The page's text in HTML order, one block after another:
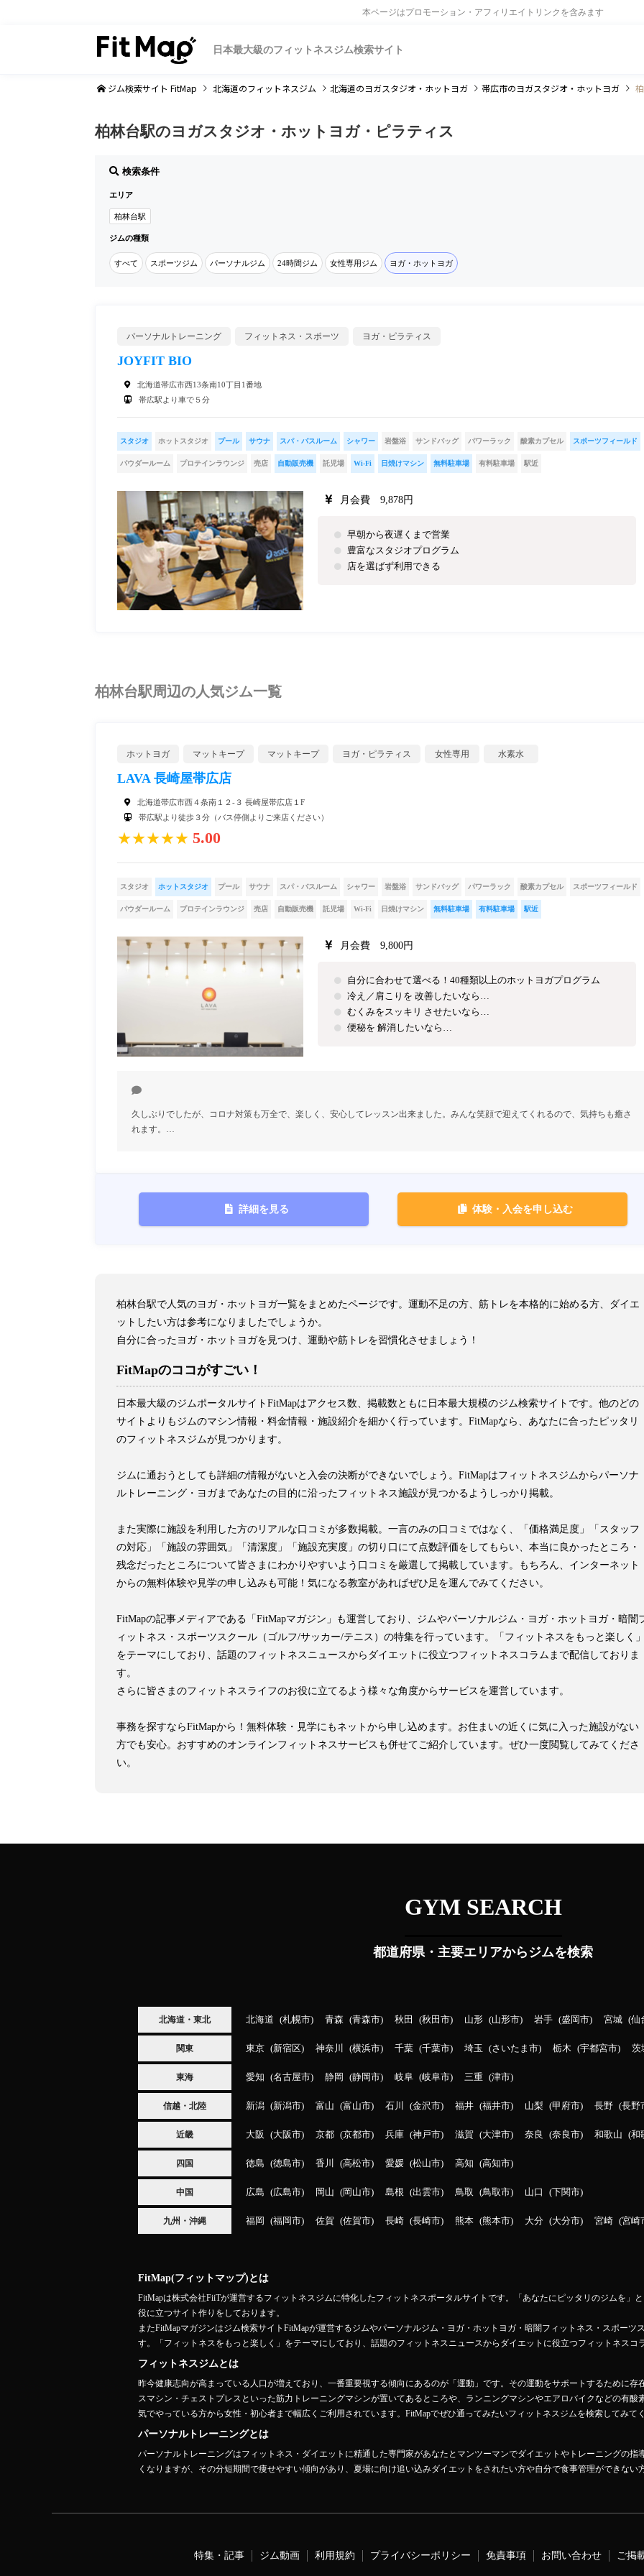
本ページはプロモーション・アフィリエイトリンクを含みます
日本最大級のフィットネスジム検索サイト
ジム検索サイト FitMap 北海道のフィットネスジム 北海道のヨガスタジオ・ホットヨガ 帯広市のヨガスタジオ・ホットヨガ
柏林台駅のヨガスタジオ・ホットヨガ・ピラティス
検索条件
エリア
柏林台駅
ジムの種類
すべて スポーツジム パーソナルジム 24時間ジム 女性専用ジム ヨガ・ホットヨガ
パーソナルトレーニング フィットネス・スポーツ ヨガ・ピラティス
JOYFIT BIO
北海道帯広市西13条南10丁目1番地
帯広駅より車で５分
スタジオ ホットスタジオ プール サウナ スパ・バスルーム シャワー 岩盤浴 サンドバッグ パワーラック 酸素カプセル スポーツフィールド
パウダールーム プロテインラウンジ 売店 自動販売機 託児場 Wi-Fi 日焼けマシン 無料駐車場 有料駐車場 駅近
月会費 9,878円
早朝から夜遅くまで営業
豊富なスタジオプログラム
店を選ばず利用できる
柏林台駅周辺の人気ジム一覧
ホットヨガ マットキープ マットキープ ヨガ・ピラティス 女性専用 水素水
LAVA 長崎屋帯広店
北海道帯広市西４条南１２-３ 長崎屋帯広店１F
帯広駅より徒歩３分（バス停側よりご来店ください）
★★★★★ 5.00
スタジオ ホットスタジオ プール サウナ スパ・バスルーム シャワー 岩盤浴 サンドバッグ パワーラック 酸素カプセル スポーツフィールド
パウダールーム プロテインラウンジ 売店 自動販売機 託児場 Wi-Fi 日焼けマシン 無料駐車場 有料駐車場 駅近
月会費 9,800円
自分に合わせて選べる！40種類以上のホットヨガプログラム
冷え／肩こりを 改善したいなら…
むくみをスッキリ させたいなら…
便秘を 解消したいなら…
久しぶりでしたが、コロナ対策も万全で、楽しく、安心してレッスン出来ました。みんな笑顔で迎えてくれるので、気持ちも癒さ
れます。…
詳細を見る 体験・入会を申し込む
柏林台駅で人気のヨガ・ホットヨガ一覧をまとめたページです。運動不足の方、筋トレを本格的に始める方、ダイエ
ットしたい方は参考になりましたでしょうか。
自分に合ったヨガ・ホットヨガを見つけ、運動や筋トレを習慣化させましょう！
FitMapのココがすごい！
日本最大級のジムポータルサイトFitMapはアクセス数、掲載数ともに日本最大規模のジム検索サイトです。他のどの
サイトよりもジムのマシン情報・料金情報・施設紹介を細かく行っています。FitMapなら、あなたに合ったピッタリ
のフィットネスジムが見つかります。
ジムに通おうとしても詳細の情報がないと入会の決断ができないでしょう。FitMapはフィットネスジムからパーソナ
ルトレーニング・ヨガまであなたの目的に沿ったフィットネス施設が見つかるようしっかり掲載。
また実際に施設を利用した方のリアルな口コミが多数掲載。一言のみの口コミではなく、「価格満足度」「スタッフ
の対応」「施設の雰囲気」「清潔度」「施設充実度」の切り口にて点数評価をしてもらい、本当に良かったところ・
残念だったところについて皆さまにわかりやすいよう口コミを厳選して掲載しています。もちろん、インターネット
からの無料体験や見学の申し込みも可能！気になる教室があればぜひ足を運んでみてください。
FitMapの記事メディアである「FitMapマガジン」も運営しており、ジムやパーソナルジム・ヨガ・ホットヨガ・暗闇
ィットネス・スポーツスクール（ゴルフ/サッカー/テニス）の特集を行っています。「フィットネスをもっと楽しく
をテーマにしており、話題のフィットネスニュースからダイエットに役立つフィットネスコラムまで配信しておりま
す。
さらに皆さまのフィットネスライフのお役に立てるよう様々な角度からサービスを運営しています。
事務を探すならFitMapから！無料体験・見学にもネットから申し込めます。お住まいの近くに気に入った施設がない
方でも安心。おすすめのオンラインフィットネスサービスも併せてご紹介しています。ぜひ一度閲覧してみてくださ
い。
GYM SEARCH
都道府県・主要エリアからジムを検索
北海道・東北 北海道 札幌市 青森 青森市 秋田 秋田市 山形 山形市 岩手 盛岡市 宮城 仙
関東 東京 新宿区 神奈川 横浜市 千葉 千葉市 埼玉 さいたま市 栃木 宇都宮市 茨
東海 愛知 名古屋市 静岡 静岡市 岐阜 岐阜市 三重 津市
信越・北陸 新潟 新潟市 富山 富山市 石川 金沢市 福井 福井市 山梨 甲府市 長野 長野
近畿 大阪 大阪市 京都 京都市 兵庫 神戸市 滋賀 大津市 奈良 奈良市 和歌山 和
四国 徳島 徳島市 香川 高松市 愛媛 松山市 高知 高知市
中国 広島 広島市 岡山 岡山市 島根 出雲市 鳥取 鳥取市 山口 下関市
九州・沖縄 福岡 福岡市 佐賀 佐賀市 長崎 長崎市 熊本 熊本市 大分 大分市 宮崎 宮崎
FitMap(フィットマップ)とは
FitMapは株式会社FiiTが運営するフィットネスジムに特化したフィットネスポータルサイトです。「あなたにピッタリのジムを」
役に立つサイト作りをしております。
またFitMapマガジンはジム検索サイトFitMapが運営するジムやパーソナルジム・ヨガ・ホットヨガ・暗闇フィットネス・スポー
す。「フィットネスをもっと楽しく」をテーマにしており、話題のフィットネスニュースからダイエットに役立つフィットネスコ
フィットネスジムとは
昨今健康志向が高まっている人口が増えており、一番重要視する傾向にあるのが「運動」です。その運動をサポートするために
スマシン・チェストプレスといった筋力トレーニングマシンが置いてあるところや、ランニングマシンやエアロバイクなどの有
気でやっている方から女性・初心者まで幅広くご利用されています。FitMapでぜひ通ってみたいフィットネスジムを検索してみて
パーソナルトレーニングとは
パーソナルトレーニングはフィットネス・ダイエットに精通した専門家があなたとマンツーマンでダイエットやトレーニングの
くなりますが、その分短期間で痩せやすい傾向があり、夏場に向け追い込みダイエットをされたい方や自分で食事管理ができない
特集・記事 ジム動画 利用規約 プライバシーポリシー 免責事項 お問い合わせ ご掲